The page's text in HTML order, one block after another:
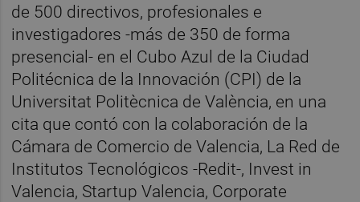
de 500 directivos, profesionales e
investigadores -más de 350 de forma
presencial- en el Cubo Azul de la Ciudad
Politécnica de la Innovación (CPI) de la
Universitat Politècnica de València, en una
cita que contó con la colaboración de la
Cámara de Comercio de Valencia, La Red de
Institutos Tecnológicos -Redit-, Invest in
Valencia, Startup Valencia, Corporate